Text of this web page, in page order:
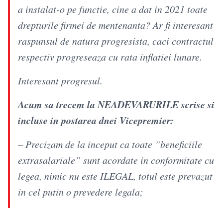
a instalat-o pe functie, cine a dat in 2021 toate
drepturile firmei de mentenanta? Ar fi interesant
raspunsul de natura progresista, caci contractul
respectiv progreseaza cu rata inflatiei lunare.
Interesant progresul.
Acum sa trecem la NEADEVARURILE scrise si
incluse in postarea dnei Vicepremier:
– Precizam de la inceput ca toate ”beneficiile
extrasalariale” sunt acordate in conformitate cu
legea, nimic nu este ILEGAL, totul este prevazut
in cel putin o prevedere legala;